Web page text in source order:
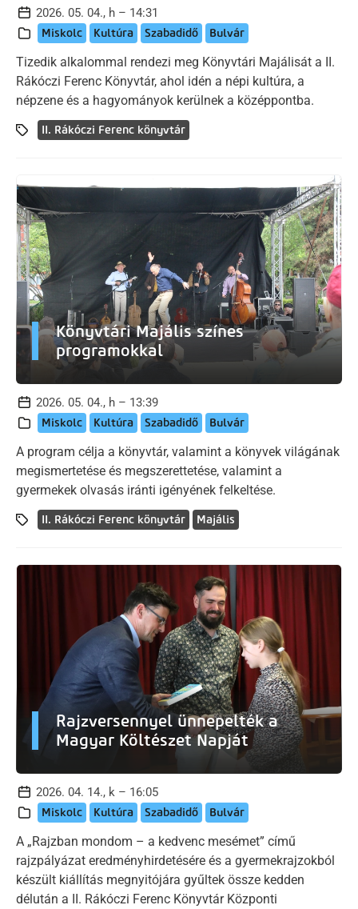
2026. 05. 04., h – 14:31
Miskolc Kultúra Szabadidő Bulvár
Tizedik alkalommal rendezi meg Könyvtári Majálisát a II.
Rákóczi Ferenc Könyvtár, ahol idén a népi kultúra, a
népzene és a hagyományok kerülnek a középpontba.
II. Rákóczi Ferenc könyvtár
Könyvtári Majális színes
programokkal
2026. 05. 04., h – 13:39
Miskolc Kultúra Szabadidő Bulvár
A program célja a könyvtár, valamint a könyvek világának
megismertetése és megszerettetése, valamint a
gyermekek olvasás iránti igényének felkeltése.
II. Rákóczi Ferenc könyvtár Majális
Rajzversennyel ünnepelték a
Magyar Költészet Napját
2026. 04. 14., k – 16:05
Miskolc Kultúra Szabadidő Bulvár
A „Rajzban mondom – a kedvenc mesémet” című
rajzpályázat eredményhirdetésére és a gyermekrajzokból
készült kiállítás megnyitójára gyűltek össze kedden
délután a II. Rákóczi Ferenc Könyvtár Központi